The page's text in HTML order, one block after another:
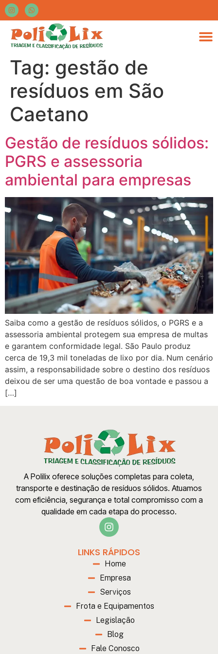
Tag: gestão de
resíduos em São
Caetano
Gestão de resíduos sólidos:
PGRS e assessoria
ambiental para empresas
Saiba como a gestão de resíduos sólidos, o PGRS e a
assessoria ambiental protegem sua empresa de multas
e garantem conformidade legal. São Paulo produz
cerca de 19,3 mil toneladas de lixo por dia. Num cenário
assim, a responsabilidade sobre o destino dos resíduos
deixou de ser uma questão de boa vontade e passou a
[…]
A Polilix oferece soluções completas para coleta,
transporte e destinação de resíduos sólidos. Atuamos
com eficiência, segurança e total compromisso com a
qualidade em cada etapa do processo.
LINKS RÁPIDOS
Home
Empresa
Serviços
Frota e Equipamentos
Legislação
Blog
Fale Conosco